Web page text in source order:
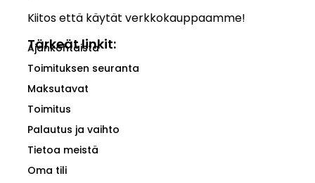
Kiitos että käytät verkkokauppaamme!
Tärkeät linkit:
Ajankohtaista
Toimituksen seuranta
Maksutavat
Toimitus
Palautus ja vaihto
Tietoa meistä
Oma tili